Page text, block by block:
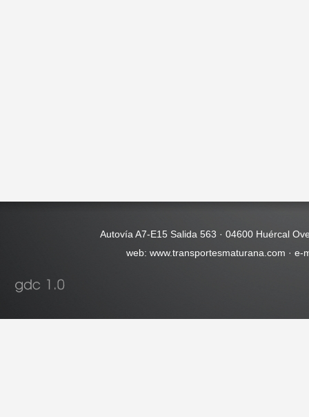
Autovía A7-E15 Salida 563 · 04600 Huércal
web: www.transportesmaturana.com ·